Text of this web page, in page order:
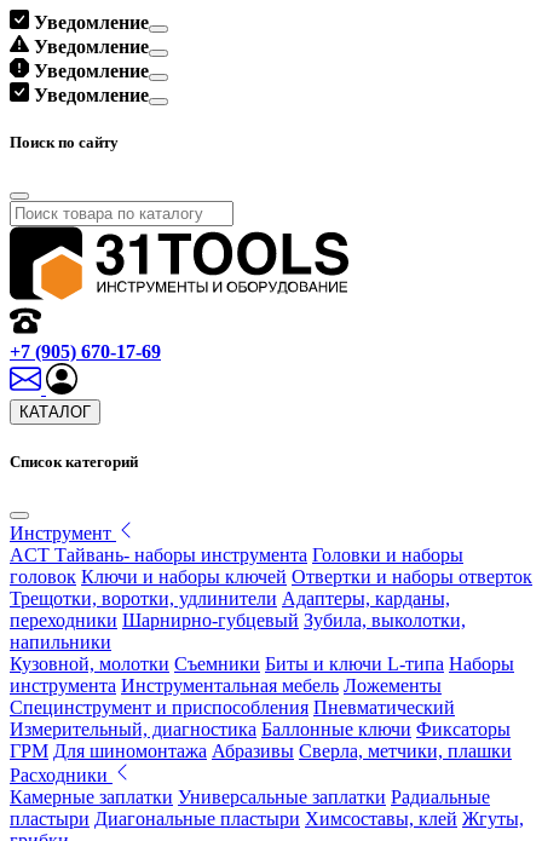
Уведомление
Уведомление
Уведомление
Уведомление
Поиск по сайту
+7 (905) 670-17-69
КАТАЛОГ
Список категорий
Инструмент
ACT Тайвань- наборы инструмента Головки и наборы
головок Ключи и наборы ключей Отвертки и наборы отверток
Трещотки, воротки, удлинители Адаптеры, карданы,
переходники Шарнирно-губцевый Зубила, выколотки,
напильники
Кузовной, молотки Съемники Биты и ключи L-типа Наборы
инструмента Инструментальная мебель Ложементы
Специнструмент и приспособления Пневматический
Измерительный, диагностика Баллонные ключи Фиксаторы
ГРМ Для шиномонтажа Абразивы Сверла, метчики, плашки
Расходники
Камерные заплатки Универсальные заплатки Радиальные
пластыри Диагональные пластыри Химсоставы, клей Жгуты,